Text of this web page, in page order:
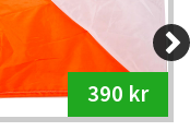
390 kr